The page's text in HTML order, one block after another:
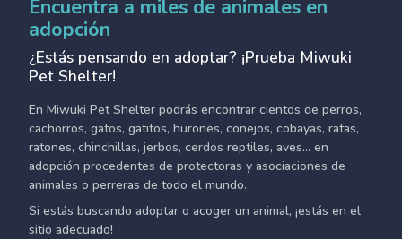
Encuentra a miles de animales en
adopción
¿Estás pensando en adoptar? ¡Prueba Miwuki
Pet Shelter!
En Miwuki Pet Shelter podrás encontrar cientos de perros,
cachorros, gatos, gatitos, hurones, conejos, cobayas, ratas,
ratones, chinchillas, jerbos, cerdos reptiles, aves... en
adopción procedentes de protectoras y asociaciones de
animales o perreras de todo el mundo.
Si estás buscando adoptar o acoger un animal, ¡estás en el
sitio adecuado!